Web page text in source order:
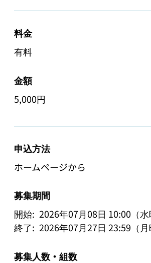
料金
有料
金額
5,000円
申込方法
ホームページから
募集期間
開始: 2026年07月08日 10:00（水
終了: 2026年07月27日 23:59（月
募集人数・組数